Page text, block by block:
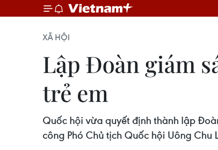
XÃ HỘI
Lập Đoàn giám
trẻ em
Quốc hội vừa quyết định thành lập
công Phó Chủ tịch Quốc hội Uông